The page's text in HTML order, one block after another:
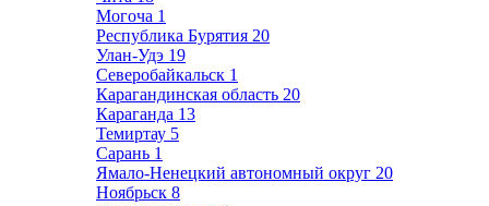
Могоча 1
Республика Бурятия 20
Улан-Удэ 19
Северобайкальск 1
Карагандинская область 20
Караганда 13
Темиртау 5
Сарань 1
Ямало-Ненецкий автономный округ 20
Ноябрьск 8